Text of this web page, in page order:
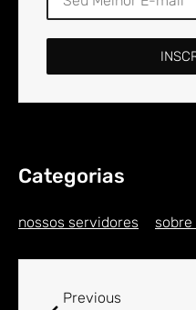
Categorias
nossos servidores sobre
Previous